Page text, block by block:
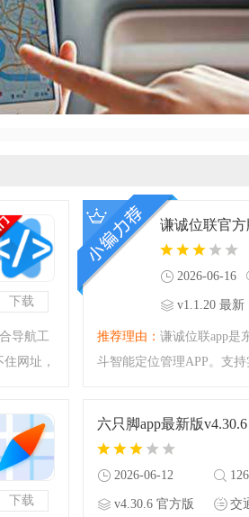
下载
导航工
网址，
要访问
2026-06-16
v1.1.20 最新
推荐理由： 谦诚位联app是
斗智能定位管理APP。支
员等多场景监控，提供多
下载
六只脚app最新版
2026-06-12
v4.30.6 官方版 交